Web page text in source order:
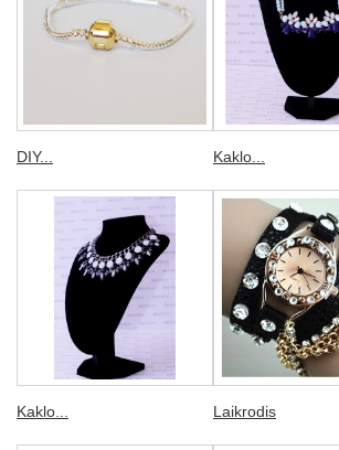
DIY... Kaklo...
Kaklo... Laikrodis